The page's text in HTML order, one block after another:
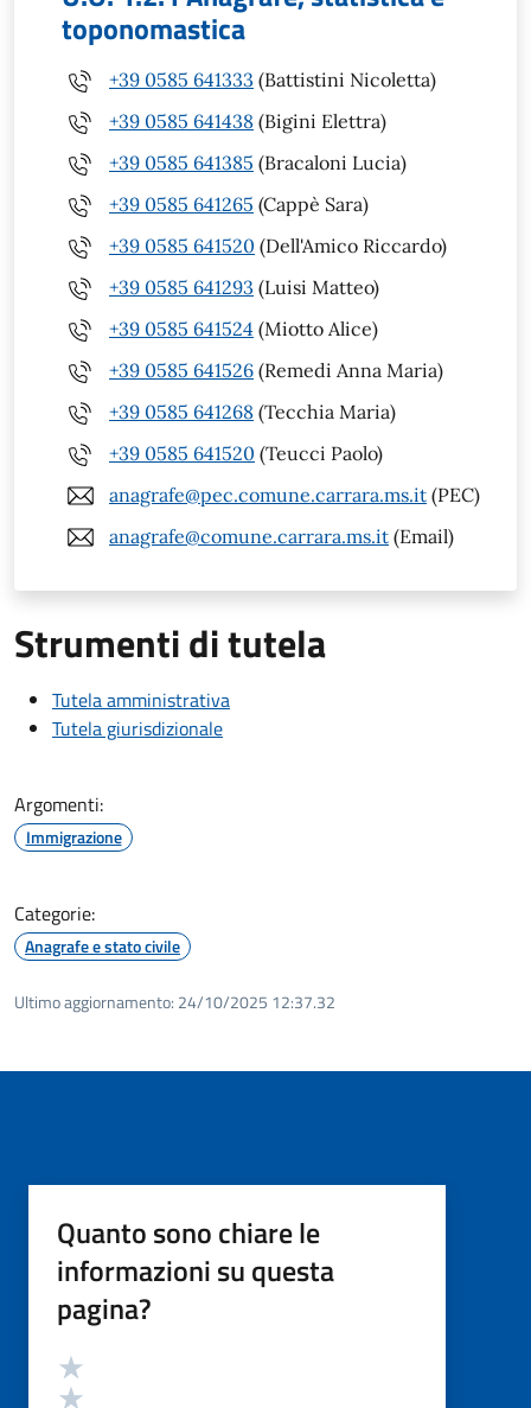
toponomastica
+39 0585 641333 (Battistini Nicoletta)
+39 0585 641438 (Bigini Elettra)
+39 0585 641385 (Bracaloni Lucia)
+39 0585 641265 (Cappè Sara)
+39 0585 641520 (Dell'Amico Riccardo)
+39 0585 641293 (Luisi Matteo)
+39 0585 641524 (Miotto Alice)
+39 0585 641526 (Remedi Anna Maria)
+39 0585 641268 (Tecchia Maria)
+39 0585 641520 (Teucci Paolo)
anagrafe@pec.comune.carrara.ms.it (PEC)
anagrafe@comune.carrara.ms.it (Email)
Strumenti di tutela
Tutela amministrativa
Tutela giurisdizionale
Argomenti:
Immigrazione
Categorie:
Anagrafe e stato civile
Ultimo aggiornamento: 24/10/2025 12:37.32
Quanto sono chiare le
informazioni su questa
pagina?
Valutazione